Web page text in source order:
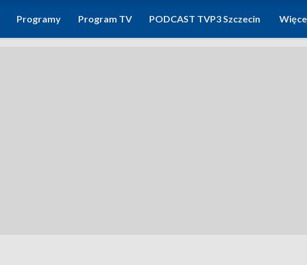
Programy Program TV PODCAST TVP3 Szczecin